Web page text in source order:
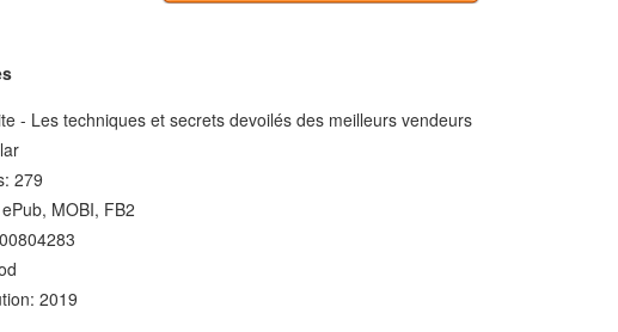
- Les techniques et secrets devoilés des meilleurs vendeurs
279
MOBI, FB2
2019